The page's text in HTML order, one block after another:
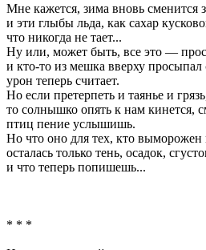
Мне кажется, зима вновь сменится
и эти глыбы льда, как сахар
что никогда не тает...
Ну или, может быть, все это —
и кто-то из мешка вверху просыпал
урон теперь считает.
Но если претерпеть и таянье и
то солнышко опять к нам кинется,
птиц пение услышишь.
Но что оно для тех, кто выморожен
осталась только тень, осадок,
и что теперь попишешь...
* * *